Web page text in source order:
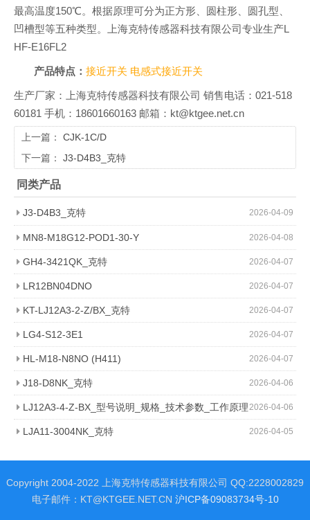
最高温度150℃。根据原理可分为正方形、圆柱形、圆孔型、
凹槽型等五种类型。上海克特传感器科技有限公司专业生产L
HF-E16FL2
产品特点：接近开关 电感式接近开关
生产厂家：上海克特传感器科技有限公司 销售电话：021-518
60181 手机：18601660163 邮箱：kt@ktgee.net.cn
上一篇： CJK-1C/D
下一篇： J3-D4B3_克特
同类产品
2026-04-09
J3-D4B3_克特
2026-04-08
MN8-M18G12-POD1-30-Y
2026-04-07
GH4-3421QK_克特
2026-04-07
LR12BN04DNO
2026-04-07
KT-LJ12A3-2-Z/BX_克特
2026-04-07
LG4-S12-3E1
2026-04-07
HL-M18-N8NO (H411)
2026-04-06
J18-D8NK_克特
2026-04-06
LJ12A3-4-Z-BX_型号说明_规格_技术参数_工作原理
图_克特 2026-04-05
LJA11-3004NK_克特
Copyright 2004-2022 上海克特传感器科技有限公司 QQ:2228002829
电子邮件：KT@KTGEE.NET.CN 沪ICP备09083734号-10